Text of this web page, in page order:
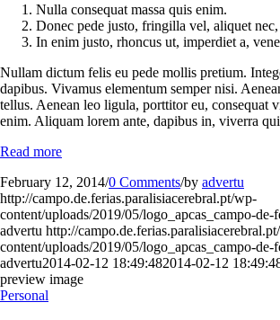
Nulla consequat massa quis enim.
Donec pede justo, fringilla vel, aliquet
In enim justo, rhoncus ut, imperdiet a,
Nullam dictum felis eu pede mollis pretium.
dapibus. Vivamus elementum semper nisi.
tellus. Aenean leo ligula, porttitor eu, consequat
enim. Aliquam lorem ante, dapibus in, viverra
Read more
February 12, 2014/0 Comments/by advertu
http://campo.de.ferias.paralisiacerebral.pt/wp-
content/uploads/2019/05/logo_apcas_campo-de-
advertu http://
content/uploads/2019/05/logo_apcas_campo-de-
advertu2014-02-12 18:49:482014-02-12
preview image
Personal